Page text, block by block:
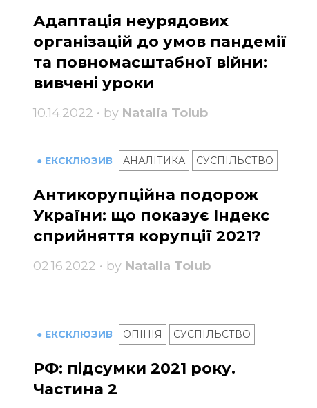
Адаптація неурядових
організацій до умов пандемії
та повномасштабної війни:
вивчені уроки
10.14.2022 • by Natalia Tolub
● ЕКСКЛЮЗИВ АНАЛІТИКА СУСПІЛЬСТВО
Антикорупційна подорож
України: що показує Індекс
сприйняття корупції 2021?
02.16.2022 • by Natalia Tolub
● ЕКСКЛЮЗИВ ОПІНІЯ СУСПІЛЬСТВО
РФ: підсумки 2021 року.
Частина 2